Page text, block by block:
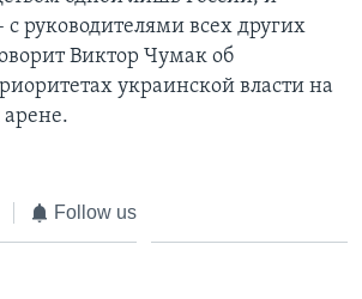
с руководителями всех других
Виктор Чумак об
украинской власти на
Follow us